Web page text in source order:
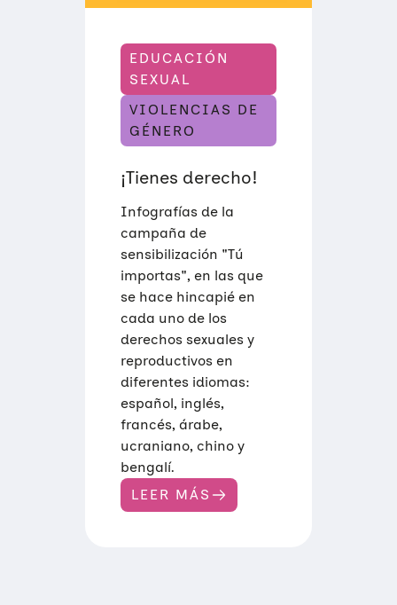
L
E
S
Y
R
E
P
R
D
U
T
I
V
O
S
EDUCACIÓN
SEXUAL
VIOLENCIAS DE
GÉNERO
¡Tienes derecho!
Infografías de la
campaña de
sensibilización "Tú
importas", en las que
se hace hincapié en
cada uno de los
derechos sexuales y
reproductivos en
diferentes idiomas:
español, inglés,
francés, árabe,
ucraniano, chino y
bengalí.
LEER MÁS
:
¡